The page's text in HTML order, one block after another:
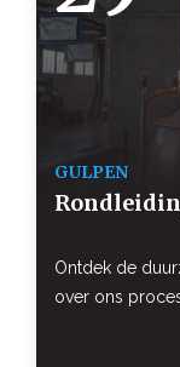
GULPEN
Ontdek de
over ons